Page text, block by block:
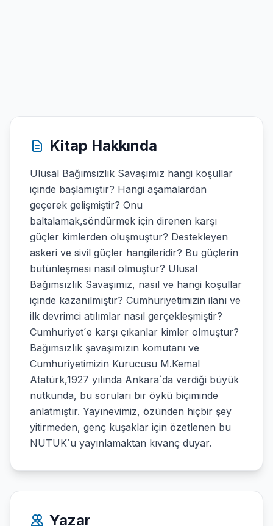
Kitap Hakkında
Ulusal Bağımsızlık Savaşımız hangi koşullar
içinde başlamıştır? Hangi aşamalardan
geçerek gelişmiştir? Onu
baltalamak,söndürmek için direnen karşı
güçler kimlerden oluşmuştur? Destekleyen
askeri ve sivil güçler hangileridir? Bu güçlerin
bütünleşmesi nasıl olmuştur? Ulusal
Bağımsızlık Savaşımız, nasıl ve hangi koşullar
içinde kazanılmıştır? Cumhuriyetimizin ilanı ve
ilk devrimci atılımlar nasıl gerçekleşmiştir?
Cumhuriyet´e karşı çıkanlar kimler olmuştur?
Bağımsızlık şavaşımızın komutanı ve
Cumhuriyetimizin Kurucusu M.Kemal
Atatürk,1927 yılında Ankara´da verdiği büyük
nutkunda, bu soruları bir öykü biçiminde
anlatmıştır. Yayınevimiz, özünden hiçbir şey
yitirmeden, genç kuşaklar için özetlenen bu
NUTUK´u yayınlamaktan kıvanç duyar.
Yazar